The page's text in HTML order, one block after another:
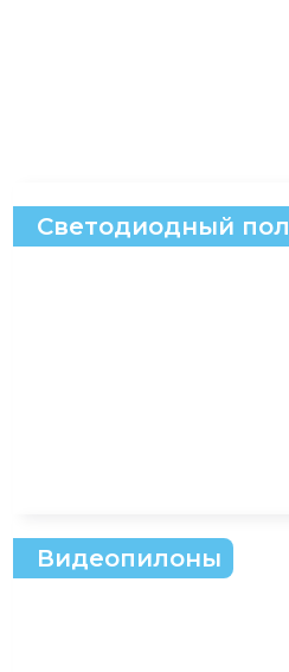
Светодиодный пол
Видеопилоны